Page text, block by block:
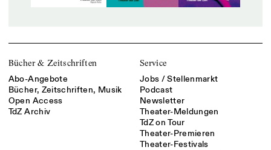
Bücher & Zeitschriften
Abo-Angebote
Bücher, Zeitschriften, Musik
Open Access
TdZ Archiv
Service
Jobs / Stellenmarkt
Podcast
Newsletter
Theater-Meldungen
TdZ on Tour
Theater-Premieren
Theater-Festivals